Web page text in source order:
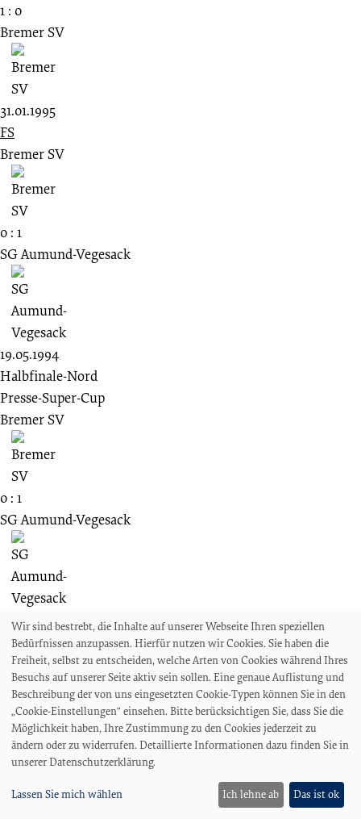
1 : 0
Bremer SV
31.01.1995
FS
Bremer SV
0 : 1
SG Aumund-Vegesack
19.05.1994
Halbfinale-Nord
Presse-Super-Cup
Bremer SV
0 : 1
SG Aumund-Vegesack
Die torreichsten Spiele
11.07.1990
FS
SG Aumund-Vegesack
Wir sind bestrebt, die Inhalte auf unserer Webseite Ihren speziellen
Bedürfnissen anzupassen. Hierfür nutzen wir Cookies. Sie haben die
Freiheit, selbst zu entscheiden, welche Arten von Cookies während Ihres
Besuchs auf unserer Seite aktiv sein sollen. Eine genaue Auflistung und
Beschreibung der von uns eingesetzten Cookie-Typen können Sie in den
„Cookie-Einstellungen“ einsehen. Bitte berücksichtigen Sie, dass Sie die
Möglichkeit haben, Ihre Zustimmung zu den Cookies jederzeit zu
ändern oder zu widerrufen. Detaillierte Informationen dazu finden Sie in
unserer Datenschutzerklärung.
Lassen Sie mich wählen Ich lehne ab Das ist ok